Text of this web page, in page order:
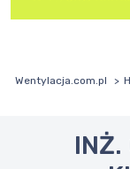
Wentylacja.com.pl
INŻ.